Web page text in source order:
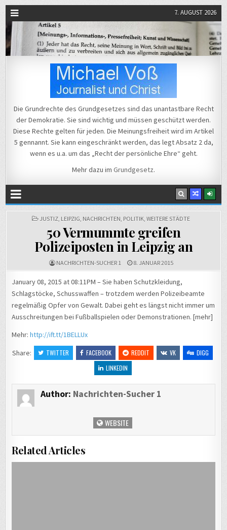
7. AUGUST 2026
Michael Voß
Die Grundrechte des Grundgesetzes sind das unantastbare Recht
der Demokratie. Sie sind wichtig und müssen geschützt werden.
Diese Rechte gelten für jeden. Die Meinungsfreiheit wird im Artikel
5 gennannt. Sie kann eingeschränkt werden, das legt Absatz 2 da,
wenn es u.a. um das „Recht der persönliche Ehre“ geht.
Mehr dazu im Grundgesetz.
POSTED
JUSTIZ, LEIPZIG, NACHRICHTEN, POLITIK, WEITERE STÄDTE
50 Vermummte greifen
Polizeiposten in Leipzig an
NACHRICHTEN-SUCHER 1 8. JANUAR 2015
January 08, 2015 at 08:11PM – Sie haben Schutzkleidung,
Schlagstöcke, Schusswaffen – trotzdem werden Polizeibeamte
regelmäßig Opfer von Gewalt. Dabei geht es längst nicht immer um
Ausschreitungen bei Fußballspielen oder Demonstrationen. [mehr]
Mehr:http://ift.tt/1BELLUx
Share:
TWITTER FACEBOOK REDDIT VK
DIGG
LINKEDIN
Author: Nachrichten-Sucher 1
WEBSITE
Related Articles